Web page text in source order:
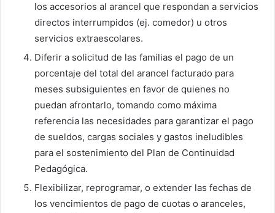
los accesorios al arancel que respondan a servicios
directos interrumpidos (ej. comedor) u otros
servicios extraescolares.
Diferir a solicitud de las familias el pago de un
porcentaje del total del arancel facturado para
meses subsiguientes en favor de quienes no
puedan afrontarlo, tomando como máxima
referencia las necesidades para garantizar el pago
de sueldos, cargas sociales y gastos ineludibles
para el sostenimiento del Plan de Continuidad
Pedagógica.
Flexibilizar, reprogramar, o extender las fechas de
los vencimientos de pago de cuotas o aranceles,